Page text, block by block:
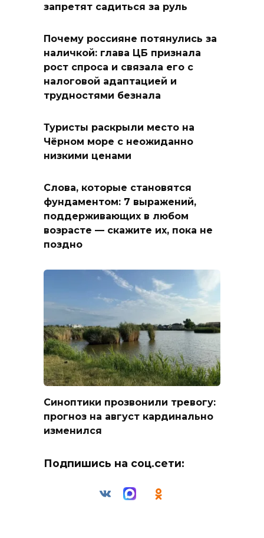
запретят садиться за руль
Почему россияне потянулись за
наличкой: глава ЦБ признала
рост спроса и связала его с
налоговой адаптацией и
трудностями безнала
Туристы раскрыли место на
Чёрном море с неожиданно
низкими ценами
Слова, которые становятся
фундаментом: 7 выражений,
поддерживающих в любом
возрасте — скажите их, пока не
поздно
Синоптики прозвонили тревогу:
прогноз на август кардинально
изменился
Подпишись на соц.сети: